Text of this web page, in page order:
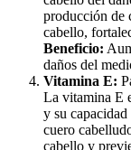
producción de
cabello,
Beneficio:
daños del
Vitamina E:
La vitamina E
y su
cuero
cabello y